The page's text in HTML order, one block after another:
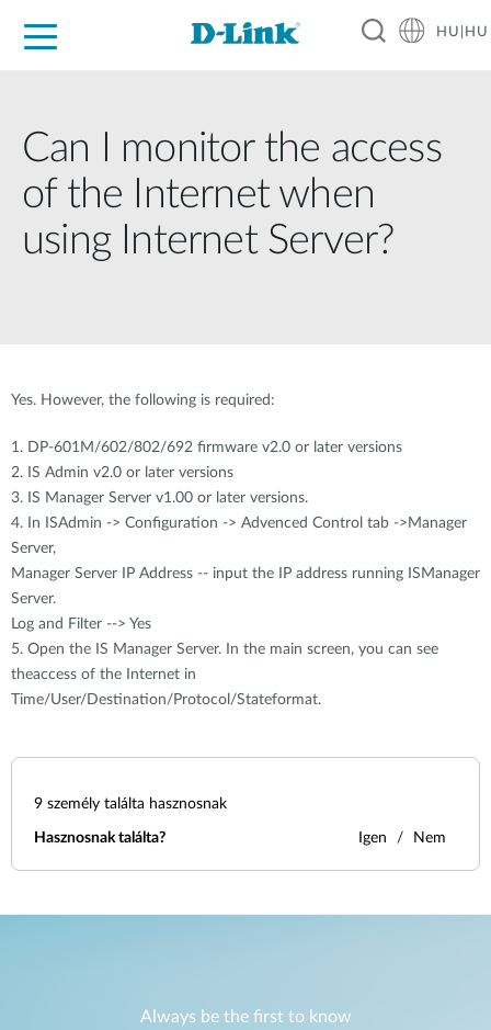
HU|HU
Can I monitor the access
of the Internet when
using Internet Server?
Yes. However, the following is required:
1. DP-601M/602/802/692 firmware v2.0 or later versions
2. IS Admin v2.0 or later versions
3. IS Manager Server v1.00 or later versions.
4. In ISAdmin -> Configuration -> Advenced Control tab ->Manager
Server,
Manager Server IP Address -- input the IP address running ISManager
Server.
Log and Filter --> Yes
5. Open the IS Manager Server. In the main screen, you can see
theaccess of the Internet in
Time/User/Destination/Protocol/Stateformat.
9 személy találta hasznosnak
Hasznosnak találta? Igen Nem
Always be the first to know